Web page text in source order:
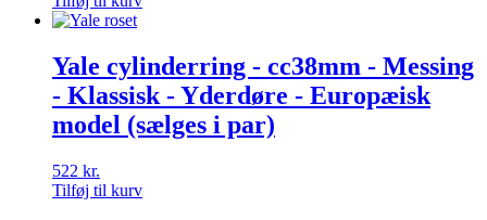
Yale cylinderring - cc38mm - Messing
- Klassisk - Yderdøre - Europæisk
model (sælges i par)
522 kr.
Tilføj til kurv